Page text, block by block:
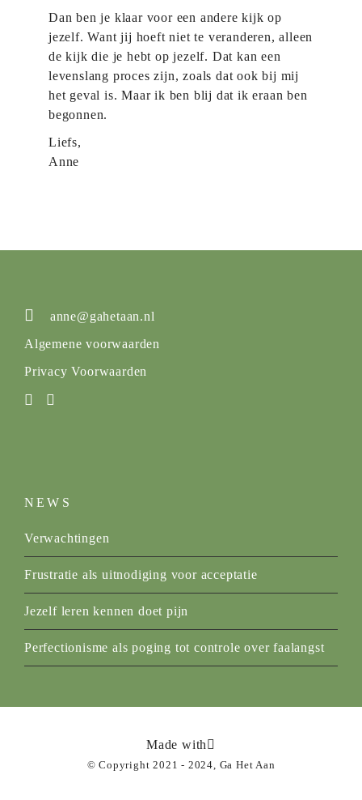
Dan ben je klaar voor een andere kijk op
jezelf. Want jij hoeft niet te veranderen, alleen
de kijk die je hebt op jezelf. Dat kan een
levenslang proces zijn, zoals dat ook bij mij
het geval is. Maar ik ben blij dat ik eraan ben
begonnen.
Liefs,
Anne
anne@gahetaan.nl
Algemene voorwaarden
Privacy Voorwaarden
NEWS
Verwachtingen
Frustratie als uitnodiging voor acceptatie
Jezelf leren kennen doet pijn
Perfectionisme als poging tot controle over faalangst
Made with
© Copyright 2021 - 2024, Ga Het Aan